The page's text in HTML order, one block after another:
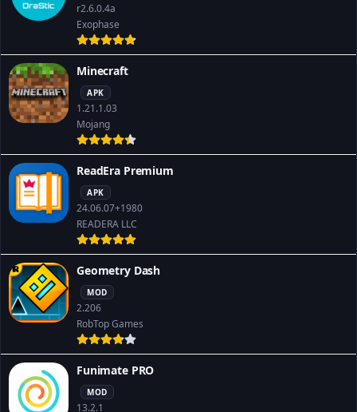
r2.6.0.4a
Exophase
Minecraft
APK
1.21.1.03
Mojang
ReadEra Premium
APK
24.06.07+1980
READERA LLC
Geometry Dash
MOD
2.206
RobTop Games
Funimate PRO
MOD
13.2.1